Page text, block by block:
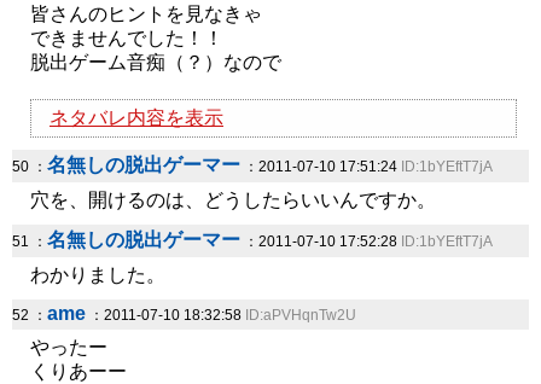
皆さんのヒントを見なきゃ
できませんでした！！
脱出ゲーム音痴（？）なので
ネタバレ内容を表示
50 ： 名無しの脱出ゲーマー ：2011-07-10 17:51:24 ID:1bYEftT7jA
穴を、開けるのは、どうしたらいいんですか。
51 ： 名無しの脱出ゲーマー ：2011-07-10 17:52:28 ID:1bYEftT7jA
わかりました。
52 ： ame ：2011-07-10 18:32:58 ID:aPVHqnTw2U
やったー
くりあーー